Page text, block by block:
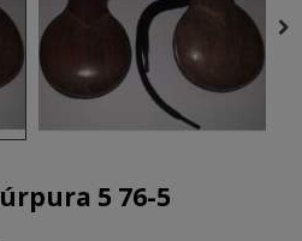
5 76-5